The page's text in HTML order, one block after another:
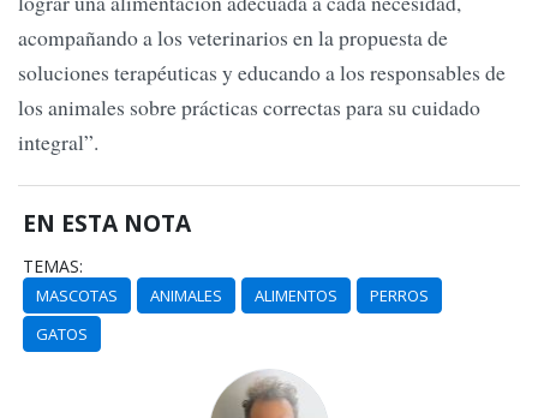
acompañando a los veterinarios en la propuesta de
soluciones terapéuticas y educando a los responsables de
los animales sobre prácticas correctas para su cuidado
integral”.
EN ESTA NOTA
TEMAS:
MASCOTAS ANIMALES ALIMENTOS
PERROS
GATOS